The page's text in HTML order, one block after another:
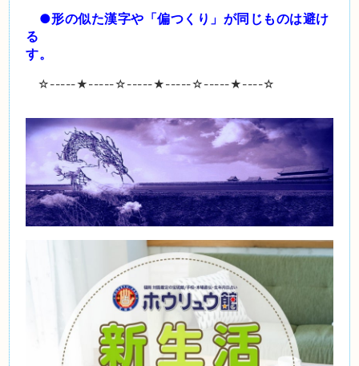
●形の似た漢字や「偏つくり」が同じものは避け
る
す。
☆-----★-----☆-----★-----☆-----★----☆